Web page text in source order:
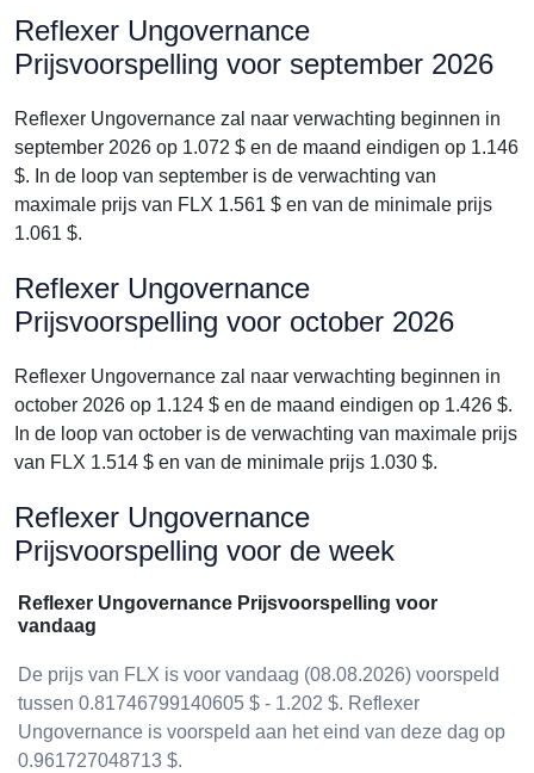
Reflexer Ungovernance
Prijsvoorspelling voor september 2026
Reflexer Ungovernance zal naar verwachting beginnen in
september 2026 op 1.072 $ en de maand eindigen op 1.146
$. In de loop van september is de verwachting van
maximale prijs van FLX 1.561 $ en van de minimale prijs
1.061 $.
Reflexer Ungovernance
Prijsvoorspelling voor october 2026
Reflexer Ungovernance zal naar verwachting beginnen in
october 2026 op 1.124 $ en de maand eindigen op 1.426 $.
In de loop van october is de verwachting van maximale prijs
van FLX 1.514 $ en van de minimale prijs 1.030 $.
Reflexer Ungovernance
Prijsvoorspelling voor de week
Reflexer Ungovernance Prijsvoorspelling voor
vandaag
De prijs van FLX is voor vandaag (08.08.2026) voorspeld
tussen 0.81746799140605 $ - 1.202 $. Reflexer
Ungovernance is voorspeld aan het eind van deze dag op
0.961727048713 $.